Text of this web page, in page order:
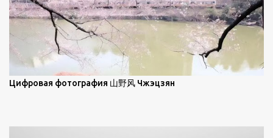
заявив, что "Такаюки Харада сочетает в себе классическую
элегантность живописи с реалиями современной жизни. В
некотором смысле, персонажи его картин предлагают
зрителям незаконченный рассказ, который усиливается его
уникальной манерой использования освещения". Для
просмотра всех работ, посетите страницу –
Цифровая фотография 山野风 Чжэцзян